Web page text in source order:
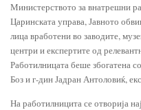
Министерството за внатрешни
Царинската управа, Јавното
лица вработени во заводите,
центри и експертите од
Работилницата беше збогатена
Боз и г-дин Јадран Антоловиќ,
На работилницита се отворија